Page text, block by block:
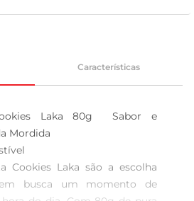
Características
Laka 80g  Sabor e
Mordida
Cookies Laka são a escolha
busca um momento de